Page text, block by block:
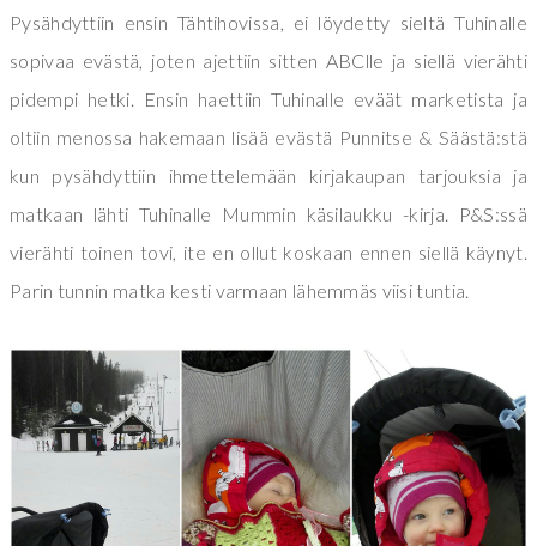
Pysähdyttiin ensin Tähtihovissa, ei löydetty sieltä Tuhinalle
sopivaa evästä, joten ajettiin sitten ABClle ja siellä vierähti
pidempi hetki. Ensin haettiin Tuhinalle eväät marketista ja
oltiin menossa hakemaan lisää evästä Punnitse & Säästä:stä
kun pysähdyttiin ihmettelemään kirjakaupan tarjouksia ja
matkaan lähti Tuhinalle Mummin käsilaukku -kirja. P&S:ssä
vierähti toinen tovi, ite en ollut koskaan ennen siellä käynyt.
Parin tunnin matka kesti varmaan lähemmäs viisi tuntia.